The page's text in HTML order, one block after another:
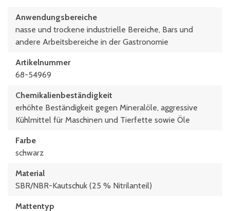
Anwendungsbereiche
nasse und trockene industrielle Bereiche, Bars und
andere Arbeitsbereiche in der Gastronomie
Artikelnummer
68-54969
Chemikalienbeständigkeit
erhöhte Beständigkeit gegen Mineralöle, aggressive
Kühlmittel für Maschinen und Tierfette sowie Öle
Farbe
schwarz
Material
SBR/NBR-Kautschuk (25 % Nitrilanteil)
Mattentyp